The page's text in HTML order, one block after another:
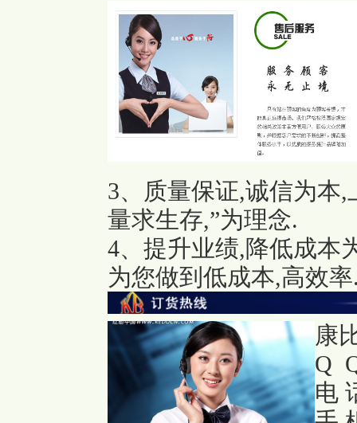
3、质量保证,诚信为本
量求生存,”为理念.
4、提升业绩,降低成本
为您做到低成本,高效
康
Q
电